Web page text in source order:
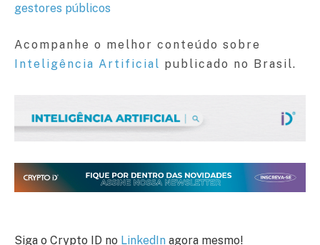
gestores públicos
Acompanhe o melhor conteúdo sobre
Inteligência Artificial publicado no Brasil.
Siga o Crypto ID no LinkedIn agora mesmo!